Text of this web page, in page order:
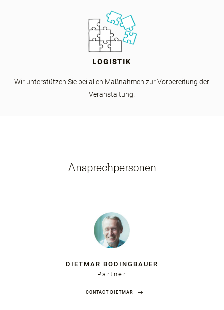
LOGISTIK
Wir unterstützen Sie bei allen Maßnahmen zur Vorbereitung der
Veranstaltung.
Ansprechpersonen
DIETMAR BODINGBAUER
Partner
CONTACT DIETMAR